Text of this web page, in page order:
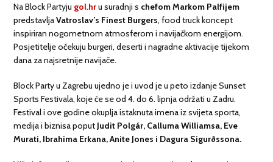
Na Block Partyju gol.hru suradnji s chefom Markom Palfijem
predstavljaVatroslav’s Finest Burgers, food truck koncept
inspiriran nogometnom atmosferom i navijačkom energijom.
Posjetitelje očekuju burgeri, deserti i nagradne aktivacije tijekom
dana za najsretnije navijače.
Block Party u Zagrebu ujedno je i uvod je u peto izdanje Sunset
Sports Festivala, koje će se od 4. do 6. lipnja održati u Zadru.
Festival i ove godine okuplja istaknuta imena iz svijeta sporta,
medija i biznisa poput Judit Polgár, Calluma Williamsa, Eve
Murati, Ibrahima Erkana, Anite Jones i Dagura Sigurðssona.